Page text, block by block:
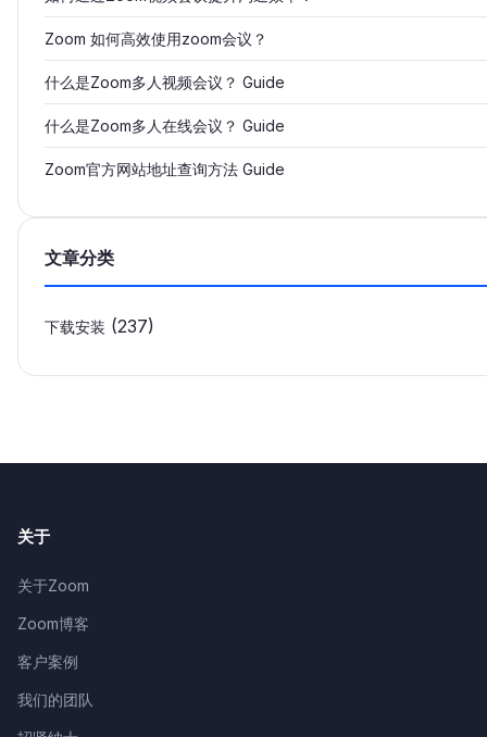
Zoom 如何高效使用zoom会议？
什么是Zoom多人视频会议？ Guide
什么是Zoom多人在线会议？ Guide
Zoom官方网站地址查询方法 Guide
文章分类
下载安装 (237)
关于
关于Zoom
Zoom博客
客户案例
我们的团队